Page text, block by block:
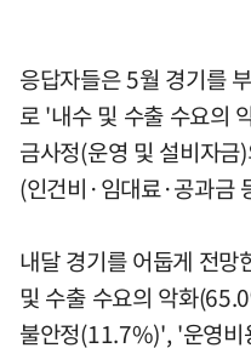
응답자들은 5월 경기를
로 '내수 및 수출 수요의
금사정(운영 및 설비자
(인건비·임대료·공과금
내달 경기를 어둡게 전
및 수출 수요의 악화
불안정(11.7%)', '운영